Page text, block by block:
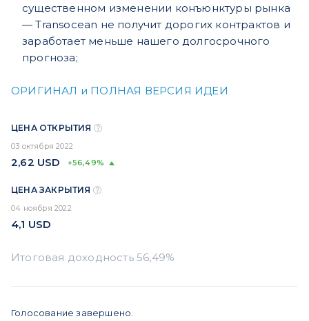
существенном изменении конъюнктуры рынка
— Transocean не получит дорогих контрактов и
заработает меньше нашего долгосрочного
прогноза;
ОРИГИНАЛ и ПОЛНАЯ ВЕРСИЯ ИДЕИ
ЦЕНА ОТКРЫТИЯ
03 октября 2022
2,62 USD +56,49%
ЦЕНА ЗАКРЫТИЯ
04 ноября 2022
4,1 USD
Голосование завершено.